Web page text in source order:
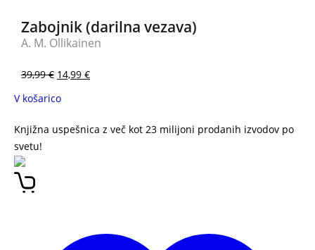
Zabojnik (darilna vezava)
A. M. Ollikainen
39,99€ 14,99 €
V košarico
Knjižna uspešnica z več kot 23 milijoni prodanih izvodov po
svetu!